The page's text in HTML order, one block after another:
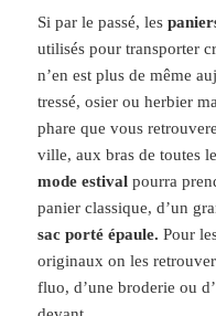
Si par le passé, les
utilisés pour transporter
n’en est plus de même
tressé, osier ou herbier
phare que vous
ville, aux bras de toutes
mode estival pourra
panier classique, d’un
sac porté épaule. Pour
originaux on les
fluo, d’une broderie ou